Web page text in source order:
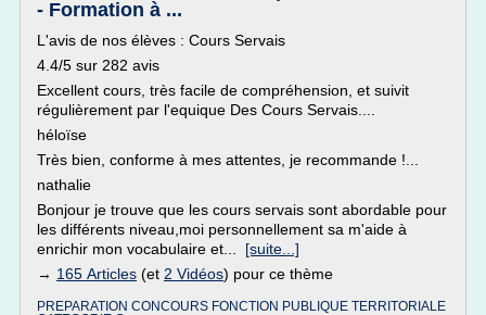
- Formation à ...
L'avis de nos élèves : Cours Servais
4.4/5 sur 282 avis
Excellent cours, très facile de compréhension, et suivit
régulièrement par l'equique Des Cours Servais....
héloïse
Très bien, conforme à mes attentes, je recommande !...
nathalie
Bonjour je trouve que les cours servais sont abordable pour
les différents niveau,moi personnellement sa m'aide à
enrichir mon vocabulaire et... [suite...]
→ 165 Articles (et 2 Vidéos) pour ce thème
PREPARATION CONCOURS FONCTION PUBLIQUE TERRITORIALE